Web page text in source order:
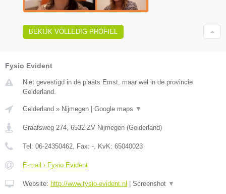
BEKIJK VOLLEDIG PROFIEL
Fysio Evident
Niet gevestigd in de plaats Emst, maar wel in de provincie
Gelderland.
Gelderland » Nijmegen Google maps ▼
Graafsweg 274 6532 ZV Nijmegen (Gelderland)
Tel: 06-24350462 , Fax: - , KvK: 65040023
E-mail › Fysio Evident
Website: http://www.fysio-evident.nl Screenshot ▼